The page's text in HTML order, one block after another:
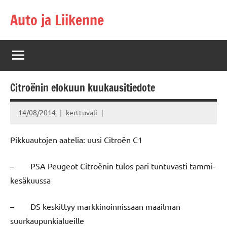
Auto ja Liikenne
Citroënin elokuun kuukausitiedote
14/08/2014 kerttuvali
Pikkuautojen aatelia: uusi Citroën C1
– PSA Peugeot Citroënin tulos pari tuntuvasti tammi-
kesäkuussa
– DS keskittyy markkinoinnissaan maailman
suurkaupunkialueille